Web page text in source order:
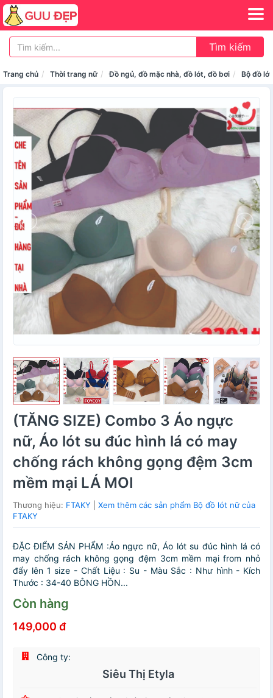
Tìm kiếm
Trang chủ Thời trang nữ Đồ ngủ, đồ mặc nhà, đồ lót, đồ bơi Bộ đồ
(TĂNG SIZE) Combo 3 Áo ngực
nữ, Áo lót su đúc hình lá có may
chống rách không gọng đệm 3cm
mềm mại LÁ MOI
Thương hiệu: FTAKY
Xem thêm các sản phẩm Bộ đồ lót nữ của
FTAKY
ĐẶC ĐIỂM SẢN PHẨM :Áo ngực nữ, Áo lót su đúc hình lá có
may chống rách không gọng đệm 3cm mềm mại from nhỏ
đẩy lên 1 size - Chất Liệu : Su - Màu Sắc : Như hình - Kích
Thước : 34-40 BÔNG HỒN...
Còn hàng
149,000 đ
Công ty:
Siêu Thị Etyla